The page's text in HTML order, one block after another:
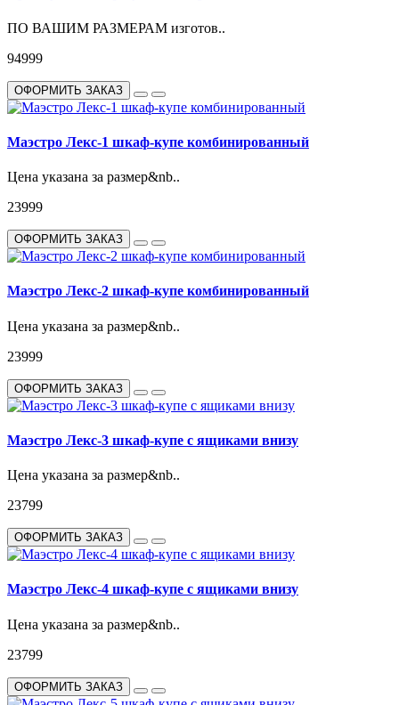
ПО ВАШИМ РАЗМЕРАМ изготов..
94999
ОФОРМИТЬ ЗАКАЗ
Маэстро Лекс-1 шкаф-купе комбинированный
Цена указана за размер&nb..
23999
ОФОРМИТЬ ЗАКАЗ
Маэстро Лекс-2 шкаф-купе комбинированный
Цена указана за размер&nb..
23999
ОФОРМИТЬ ЗАКАЗ
Маэстро Лекс-3 шкаф-купе с ящиками внизу
Цена указана за размер&nb..
23799
ОФОРМИТЬ ЗАКАЗ
Маэстро Лекс-4 шкаф-купе с ящиками внизу
Цена указана за размер&nb..
23799
ОФОРМИТЬ ЗАКАЗ